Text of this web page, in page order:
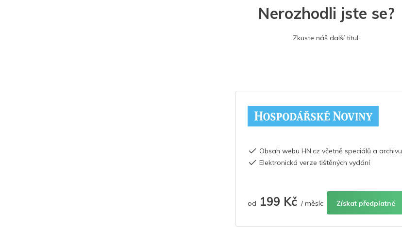
Nerozhodli jste se?
Zkuste náš další titul.
Obsah webu HN.cz včetně speciálů a archivu
Elektronická verze tištěných vydání
od 199 Kč / měsíc Získat předplatné